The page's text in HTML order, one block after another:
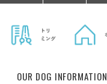
OUR DOG INFORMATION